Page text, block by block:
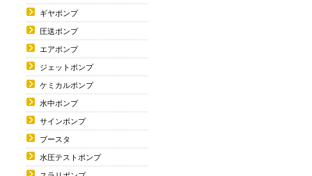
ギヤポンプ
圧送ポンプ
エアポンプ
ジェットポンプ
ケミカルポンプ
水中ポンプ
サインポンプ
ブースタ
水圧テストポンプ